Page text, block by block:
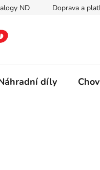
ND Doprava a
díly